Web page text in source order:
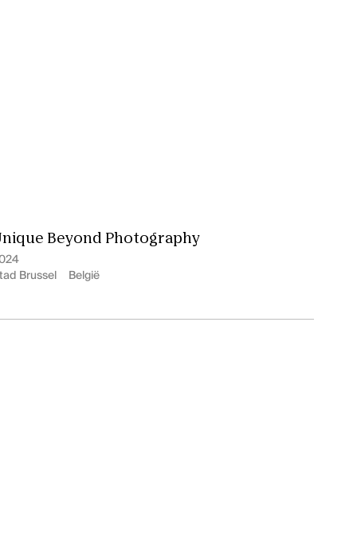
Beyond Photography
Brussel
België